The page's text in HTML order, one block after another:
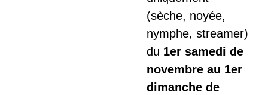
(sèche, noyée,
nymphe, streamer)
du 1er samedi de
novembre au 1er
dimanche de